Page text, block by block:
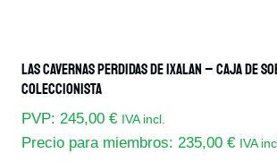
Las Cavernas Perdidas De Ixalan – Caja De
Coleccionista
PVP: 245,00 € IVA incl.
Precio para miembros: 235,00 € IVA